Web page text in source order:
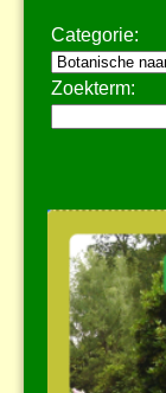
Categorie:
Zoekterm: